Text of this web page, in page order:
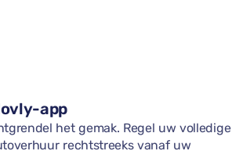
app
het gemak. Regel uw volledige
rechtstreeks vanaf uw